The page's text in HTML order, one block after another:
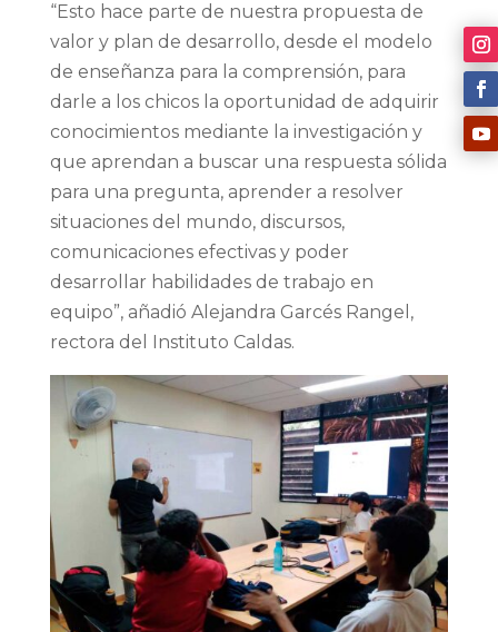
“Esto hace parte de nuestra propuesta de
valor y plan de desarrollo, desde el modelo
de enseñanza para la comprensión, para
darle a los chicos la oportunidad de adquirir
conocimientos mediante la investigación y
que aprendan a buscar una respuesta sólida
para una pregunta, aprender a resolver
situaciones del mundo, discursos,
comunicaciones efectivas y poder
desarrollar habilidades de trabajo en
equipo”, añadió Alejandra Garcés Rangel,
rectora del Instituto Caldas.